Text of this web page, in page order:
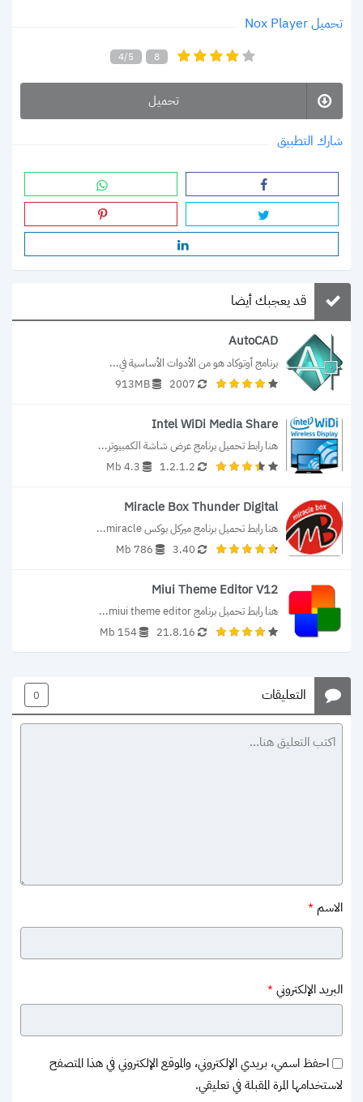
تحميل Nox Player
4/5 8
تحميل
شارك التطبيق
قد يعجبك أيضا
AutoCAD
برنامج أوتوكاد هو من الأدوات الأساسية في...
2007
913MB
Intel WiDi Media Share
هنا رابط تحميل برنامج عرض شاشة الكمبيوتر...
1.2.1.2
4.3 Mb
Miracle Box Thunder Digital
هنا رابط تحميل برنامج ميركل بوكس miracle...
3.40
786 Mb
Miui Theme Editor V12
هنا رابط تحميل برنامج miui theme editor...
21.8.16
154 Mb
التعليقات 0
الاسم *
البريد الإلكتروني *
احفظ اسمي، بريدي الإلكتروني، والموقع الإلكتروني في هذا المتصفح
لاستخدامها المرة المقبلة في تعليقي.